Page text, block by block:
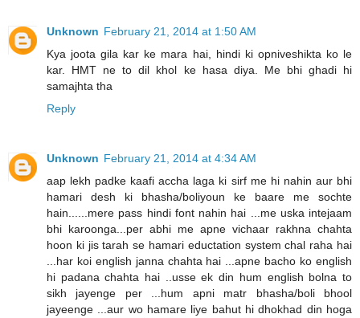
Unknown February 21, 2014 at 1:50 AM
Kya joota gila kar ke mara hai, hindi ki opniveshikta ko le
kar. HMT ne to dil khol ke hasa diya. Me bhi ghadi hi
samajhta tha
Reply
Unknown February 21, 2014 at 4:34 AM
aap lekh padke kaafi accha laga ki sirf me hi nahin aur bhi
hamari desh ki bhasha/boliyoun ke baare me sochte
hain......mere pass hindi font nahin hai ...me uska intejaam
bhi karoonga...per abhi me apne vichaar rakhna chahta
hoon ki jis tarah se hamari eductation system chal raha hai
...har koi english janna chahta hai ...apne bacho ko english
hi padana chahta hai ..usse ek din hum english bolna to
sikh jayenge per ...hum apni matr bhasha/boli bhool
jayeenge ...aur wo hamare liye bahut hi dhokhad din hoga